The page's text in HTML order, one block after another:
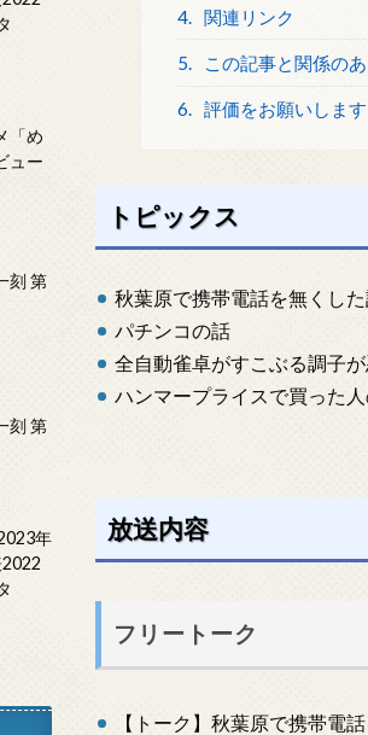
4. 関連リンク
5. この記事と関係の
6. 評価をお願いします
トピックス
秋葉原で携帯電話を無くし
パチンコの話
全自動雀卓がすこぶる調子
ハンマープライスで買った
放送内容
フリートーク
【トーク】秋葉原で携帯電
「め
ュー
刻 第
刻 第
年